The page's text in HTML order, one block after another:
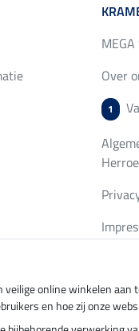
MEGA
Over
1
Veilig
online winkelen
en hoe zij onze